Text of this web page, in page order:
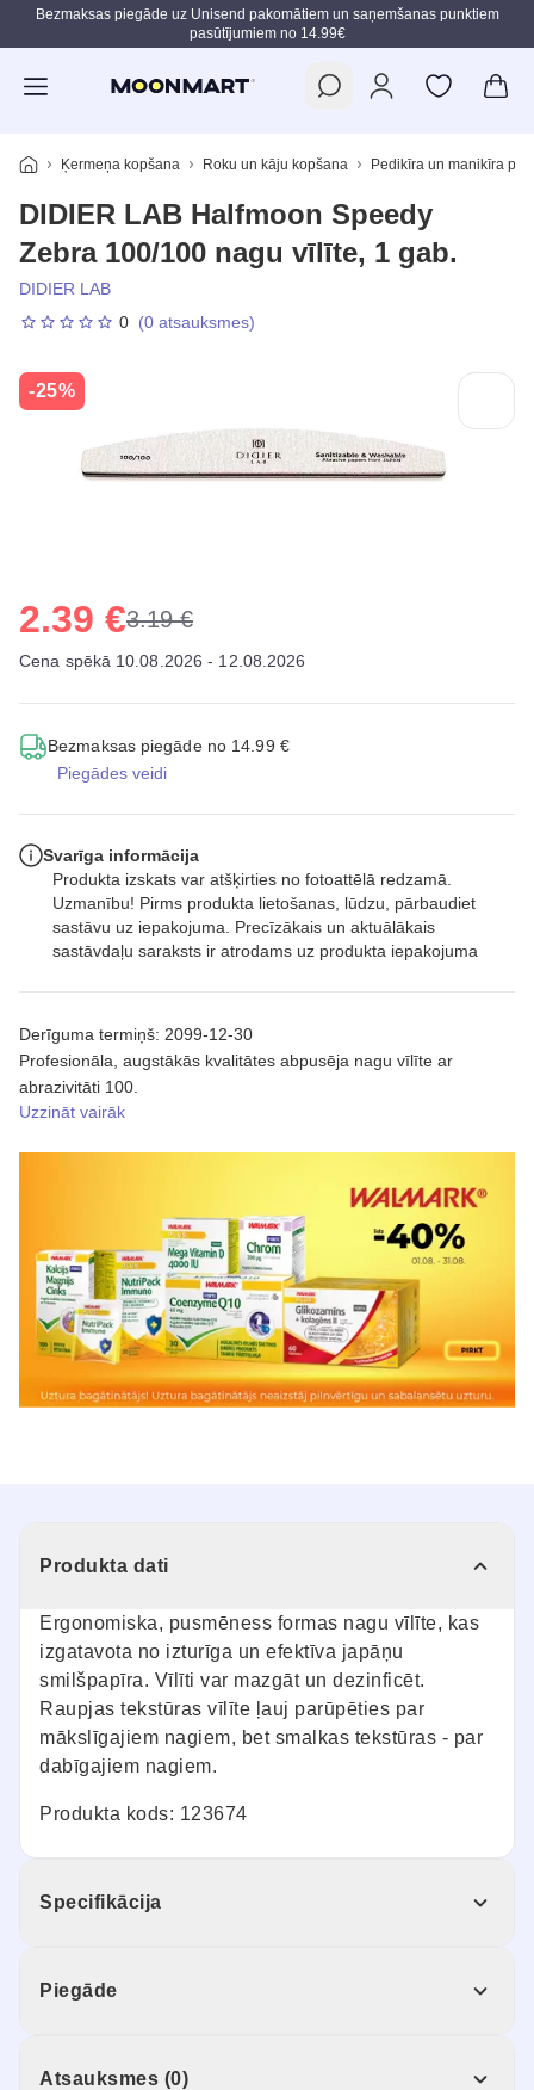
Pāriet uz galveno saturu
Bezmaksas piegāde uz Unisend pakomātiem un saņemšanas punktiem
pasūtījumiem no 14.99€
Ķermeņa kopšana Roku un kāju kopšana Pedikīra un manikīra
DIDIER LAB Halfmoon Speedy
Zebra 100/100 nagu vīlīte, 1 gab.
DIDIER LAB
0 (0 atsauksmes)
-25%
2.39 €3.19 €
Cena spēkā 10.08.2026 - 12.08.2026
Bezmaksas piegāde no 14.99 €
Piegādes veidi
Derīguma termiņš: 2099-12-30
Profesionāla, augstākās kvalitātes abpusēja nagu vīlīte ar
abrazivitāti 100.
Uzzināt vairāk
Svarīga informācija
Produkta izskats var atšķirties no fotoattēlā redzamā.
Uzmanību! Pirms produkta lietošanas, lūdzu, pārbaudiet
sastāvu uz iepakojuma. Precīzākais un aktuālākais
sastāvdaļu saraksts ir atrodams uz produkta iepakojuma
Produkta dati
Ergonomiska, pusmēness formas nagu vīlīte, kas
izgatavota no izturīga un efektīva japāņu
smilšpapīra. Vīlīti var mazgāt un dezinficēt.
Raupjas tekstūras vīlīte ļauj parūpēties par
mākslīgajiem nagiem, bet smalkas tekstūras - par
dabīgajiem nagiem.
Produkta kods: 123674
Specifikācija
Piegāde
Atsauksmes (0)